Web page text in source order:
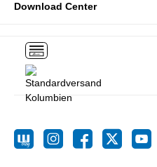
Download Center